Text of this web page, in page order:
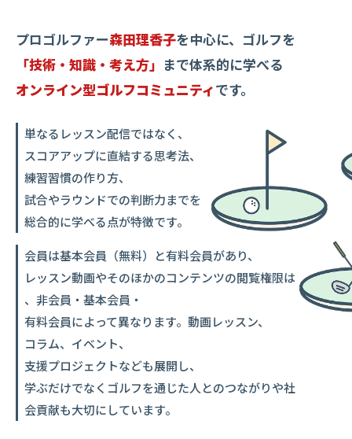
プロゴルファー森田理香子を中心に、 ゴルフを
「技術・知識・考え方」 まで体系的に学べる
オンライン型ゴルフコミュニティです。
単なるレッスン配信ではなく、
スコアアップに直結する思考法、
練習習慣の作り方、
試合やラウンドでの判断力までを
総合的に学べる点が特徴です。
会員は基本会員（無料） と有料会員があり、
レッスン動画やそのほかのコンテンツの閲覧権限は
、 非会員・基本会員・
有料会員によって異なります。 動画レッスン、
コラム、イベント、
支援プロジェクトなども展開し、
学ぶだけでなくゴルフを通じた人とのつながりや社
会貢献も大切にしています。